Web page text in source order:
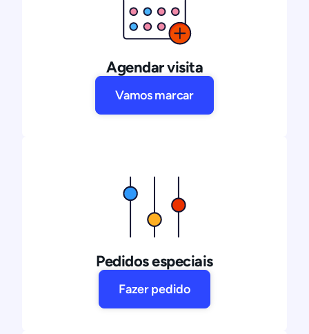
Agendar visita
Vamos marcar
Pedidos especiais
Fazer pedido